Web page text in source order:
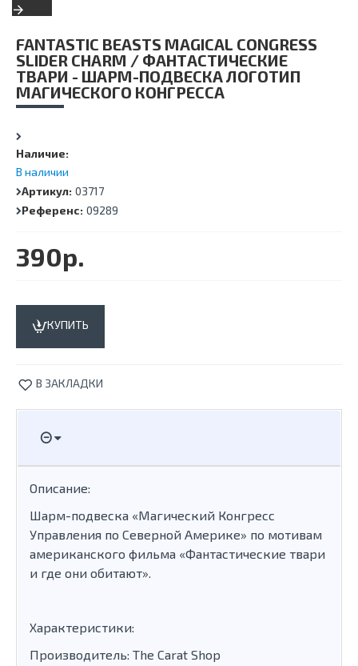
FANTASTIC BEASTS MAGICAL CONGRESS
SLIDER CHARM / ФАНТАСТИЧЕСКИЕ
ТВАРИ - ШАРМ-ПОДВЕСКА ЛОГОТИП
МАГИЧЕСКОГО КОНГРЕССА
Наличие:
В наличии
Артикул: 03717
Референс: 09289
390р.
КУПИТЬ
В ЗАКЛАДКИ
Описание:
Шарм-подвеска «Магический Конгресс
Управления по Северной Америке» по мотивам
американского фильма «Фантастические твари
и где они обитают».
Характеристики:
Производитель: The Carat Shop